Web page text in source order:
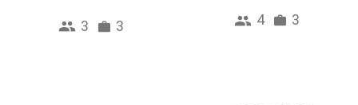
3 3 4 3